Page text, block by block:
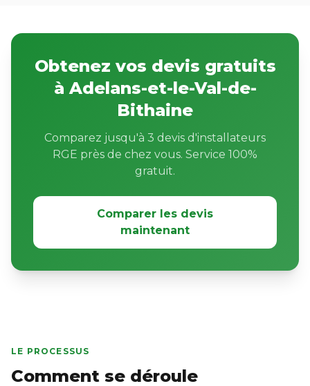
Obtenez vos devis gratuits
à Adelans-et-le-Val-de-
Bithaine
Comparez jusqu'à 3 devis d'installateurs
RGE près de chez vous. Service 100%
gratuit.
Comparer les devis
maintenant
LE PROCESSUS
Comment se déroule